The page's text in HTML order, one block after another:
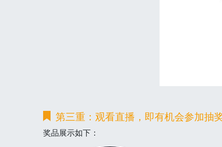
第三重：观看直播，即有机会参加抽
奖品展示如下：